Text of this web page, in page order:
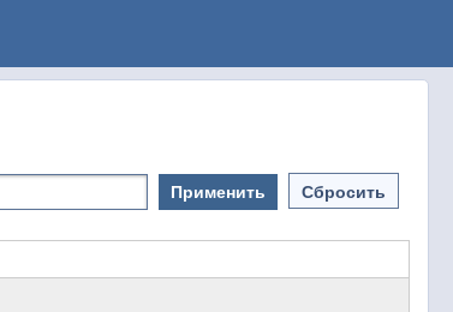
Применить Сбросить